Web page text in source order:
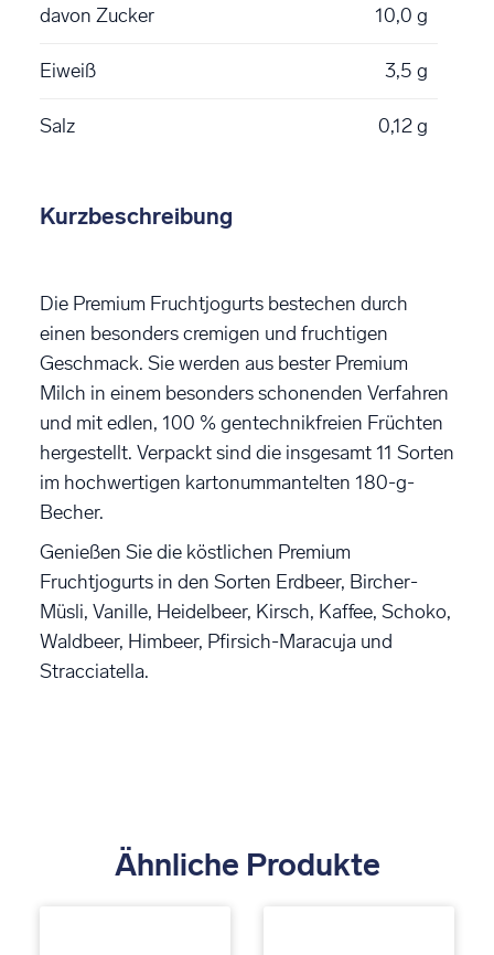
davon Zucker 10,0 g
Eiweiß 3,5 g
Salz 0,12 g
Kurzbeschreibung
Die Premium Fruchtjogurts bestechen durch
einen besonders cremigen und fruchtigen
Geschmack. Sie werden aus bester Premium
Milch in einem besonders schonenden Verfahren
und mit edlen, 100 % gentechnikfreien Früchten
hergestellt. Verpackt sind die insgesamt 11 Sorten
im hochwertigen kartonummantelten 180-g-
Becher.
Genießen Sie die köstlichen Premium
Fruchtjogurts in den Sorten Erdbeer, Bircher-
Müsli, Vanille, Heidelbeer, Kirsch, Kaffee, Schoko,
Waldbeer, Himbeer, Pfirsich-Maracuja und
Stracciatella.
Ähnliche Produkte